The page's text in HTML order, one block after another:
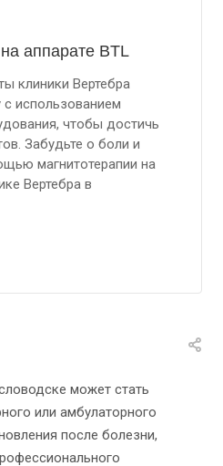
аппарате BTL
клиники Вертебра
использованием
чтобы достичь
Забудьте о боли и
магнитотерапии на
Вертебра в
может стать
или амбулаторного
после болезни,